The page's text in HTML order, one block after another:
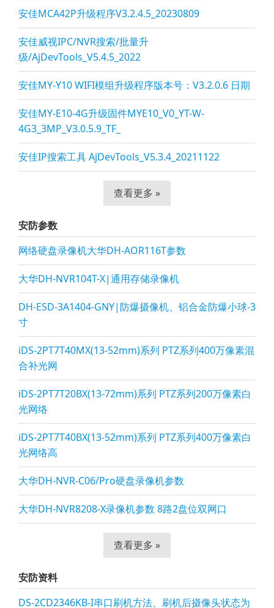
安佳MCA42P升级程序V3.2.4.5_20230809
安佳威视IPC/NVR搜索/批量升
级/AjDevTools_V5.4.5_2022
安佳MY-Y10 WIFI模组升级程序版本号：V3.2.0.6 日期
安佳MY-E10-4G升级固件MYE10_V0_YT-W-
4G3_3MP_V3.0.5.9_TF_
安佳IP搜索工具 AjDevTools_V5.3.4_20211122
查看更多 »
安防参数
网络硬盘录像机大华DH-AOR116T参数
大华DH-NVR104T-X|通用存储录像机
DH-ESD-3A1404-GNY|防爆摄像机、铝合金防爆小球-3
寸
iDS-2PT7T40MX(13-52mm)系列 PTZ系列400万像素混
合补光网
iDS-2PT7T20BX(13-72mm)系列 PTZ系列200万像素白
光网络
iDS-2PT7T40BX(13-52mm)系列 PTZ系列400万像素白
光网络高
大华DH-NVR-C06/Pro硬盘录像机参数
大华DH-NVR8208-X录像机参数 8路2盘位双网口
查看更多 »
安防资料
DS-2CD2346KB-I串口刷机方法、刷机后摄像头状态为